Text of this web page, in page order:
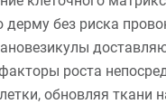
дерму без риска
роста
обновляя ткани